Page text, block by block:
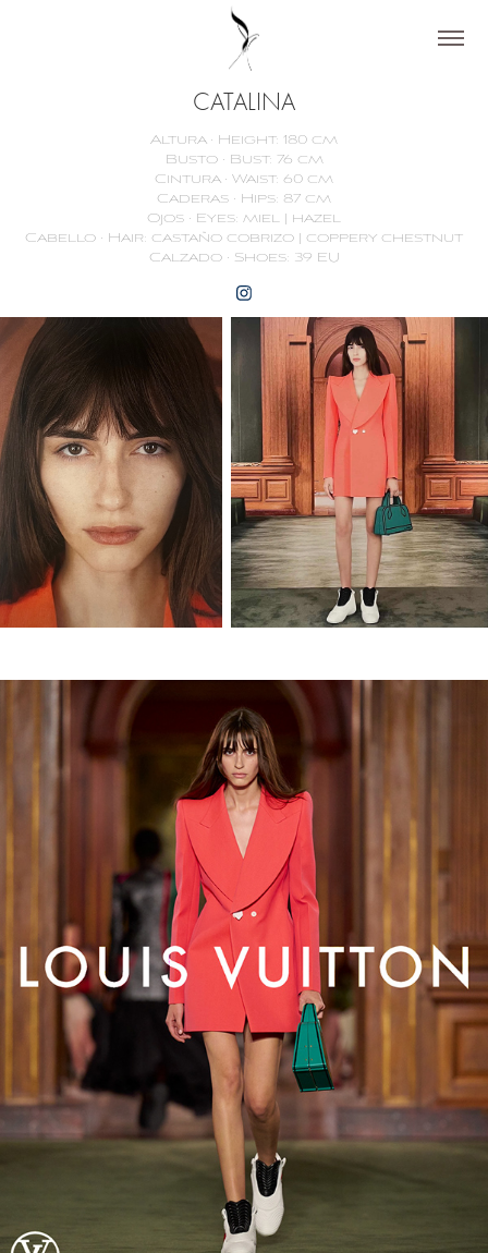
CATALINA
Altura · Height: 180 cm
Busto · Bust: 76 cm
Cintura · Waist: 60 cm
Caderas · Hips: 87 cm
Ojos · Eyes: miel | hazel
Cabello · Hair: castaño cobrizo | coppery chestnut
Calzado · Shoes: 39 EU